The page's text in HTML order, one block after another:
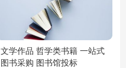
文学作品 哲学类书籍 一站式
图书采购 图书馆投标